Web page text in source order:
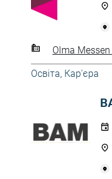
Olma
Освіта, Кар'єра